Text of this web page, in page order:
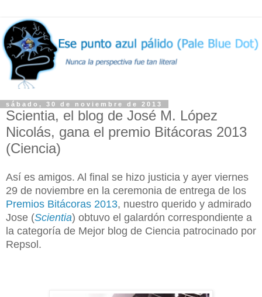
sábado, 30 de noviembre de 2013
Scientia, el blog de José M. López
Nicolás, gana el premio Bitácoras 2013
(Ciencia)
Así es amigos. Al final se hizo justicia y ayer viernes
29 de noviembre en la ceremonia de entrega de los
Premios Bitácoras 2013, nuestro querido y admirado
Jose (Scientia) obtuvo el galardón correspondiente a
la categoría de Mejor blog de Ciencia patrocinado por
Repsol.